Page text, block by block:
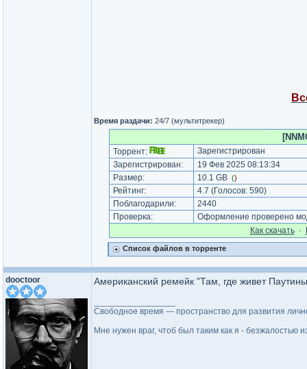
Время раздачи: 24/7 (мультитрекер)
Торрент:
Зарегистрирован
Зарегистрирован:
19 Фев 2025 08:13:34
Размер:
10.1 GB ()
Рейтинг: 4.7 (Голосов: 590)
Поблагодарили:
2440
Проверка:
Оформление проверено
Как cкачать·
Список файлов в торренте
dooctoor Американский ремейк "Там, где живет
Свободное время — пространство для развития
Мне нужен враг, чтоб был таким как я -